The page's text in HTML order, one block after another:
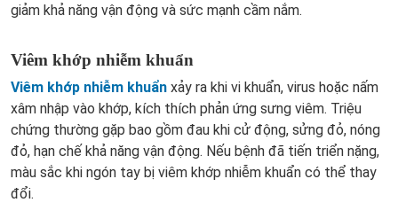
giảm khả năng vận động và sức mạnh cầm nắm.
Viêm khớp nhiễm khuẩn
Viêm khớp nhiễm khuẩn xảy ra khi vi khuẩn, virus hoặc nấm
xâm nhập vào khớp, kích thích phản ứng sưng viêm. Triệu
chứng thường gặp bao gồm đau khi cử động, sửng đỏ, nóng
đỏ, hạn chế khả năng vận động. Nếu bệnh đã tiến triển nặng,
màu sắc khi ngón tay bị viêm khớp nhiễm khuẩn có thể thay
đổi.